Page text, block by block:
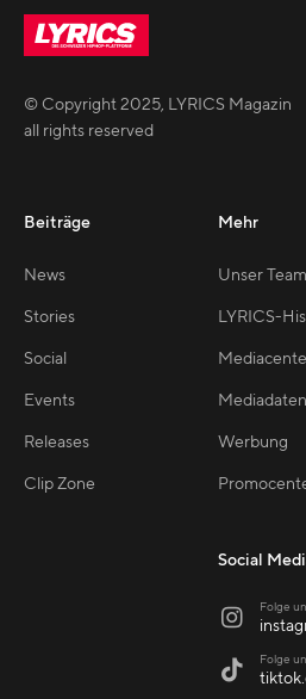
© Copyright2025, LYRICS Magazin
all rights reserved
Beiträge
News
Stories
Social
Events
Releases
Clip Zone
Mehr
Unser Team
LYRICS-
Mediadaten
Werbung
Social
 Folge
 Folge